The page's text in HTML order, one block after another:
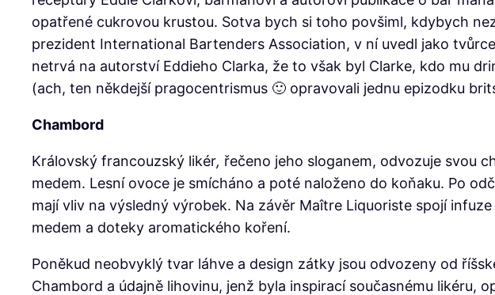
opatřené cukrovou krustou. Sotva bych si toho povšiml, kdybych
prezident International Bartenders Association, v ní uvedl jako
netrvá na autorství Eddieho Clarka, že to však byl Clarke, kdo mu
(ach, ten někdejší pragocentrismus 🙂 opravovali jednu epizodku
Chambord
Královský francouzský likér, řečeno jeho sloganem, odvozuje svou
medem. Lesní ovoce je smícháno a poté naloženo do koňaku. Po
mají vliv na výsledný výrobek. Na závěr Maître Liquoriste spojí
medem a doteky aromatického koření.
Poněkud neobvyklý tvar láhve a design zátky jsou odvozeny od
Chambord a údajně lihovinu, jenž byla inspirací současnému